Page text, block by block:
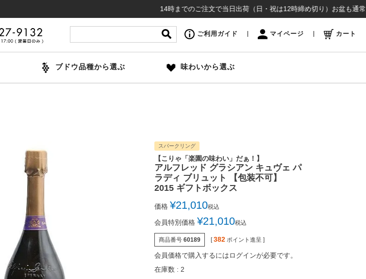
14時までのご注文で当日出荷（日・祝は12時締め切り）お盆も通常通り
ご利用ガイド マイページ カート
ブドウ品種から選ぶ 味わいから選ぶ
スパークリング
【こりゃ「楽園の味わい」だぁ！】
アルフレッド グラシアン キュヴェ パ
ラディ ブリュット 【包装不可】
2015 ギフトボックス
価格 ¥21,010税込
会員特別価格 ¥21,010税込
商品番号 60189 [ 382 ポイント進呈 ]
会員価格で購入するにはログインが必要です。
在庫数
2